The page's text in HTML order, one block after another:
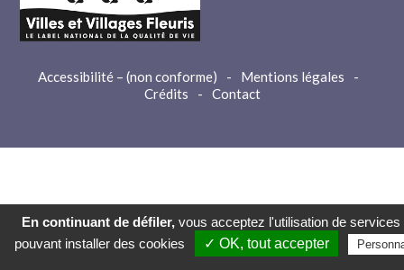
Accessibilité – (non conforme) - Mentions légales
-
Crédits
- Contact
En continuant de défiler, vous acceptez l'utilisation de services
pouvant installer des cookies
✓ OK, tout accepter